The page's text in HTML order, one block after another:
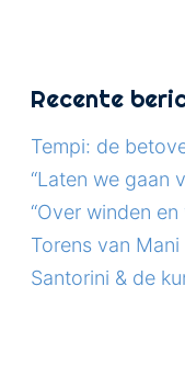
Recente
Tempi: de
“Laten we gaan
“Over winden en
Torens van
Santorini & de